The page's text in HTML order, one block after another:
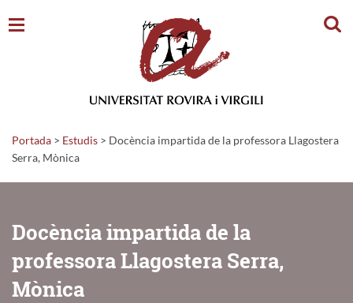
Portada > Estudis > Docència impartida de la professora Llagostera
Serra, Mònica
Docència impartida de la
professora Llagostera Serra,
Mònica